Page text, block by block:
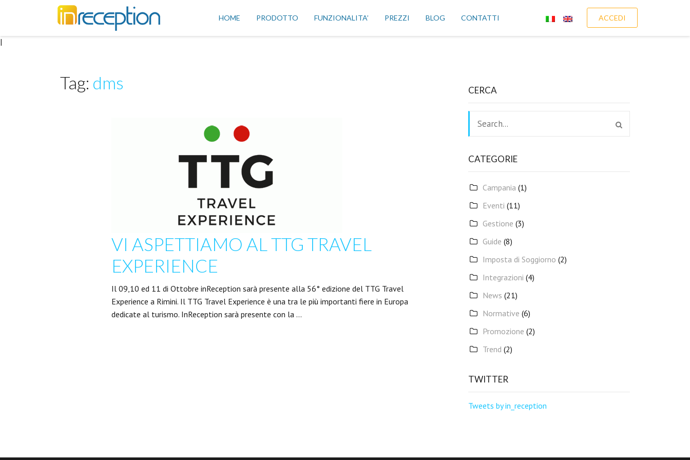
HOME PRODOTTO FUNZIONALITA’ PREZZI BLOG CONTATTI ACCEDI
|
Tag: dms
VI ASPETTIAMO AL TTG TRAVEL
EXPERIENCE
Il 09,10 ed 11 di Ottobre inReception sarà presente alla 56° edizione del TTG Travel
Experience a Rimini. Il TTG Travel Experience è una tra le più importanti fiere in Europa
dedicate al turismo. InReception sarà presente con la …
CERCA
CATEGORIE
Campania (1)
Eventi (11)
Gestione (3)
Guide (8)
Imposta di Soggiorno (2)
Integrazioni (4)
News (21)
Normative (6)
Promozione (2)
Trend (2)
TWITTER
Tweets by in_reception